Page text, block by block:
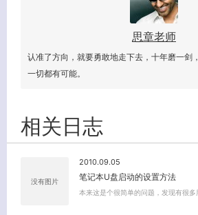
思章老师
认准了方向，就要勇敢地走下去，十年磨一剑
一切都有可能。
相关日志
没有图片
2010.09.05
笔记本U盘启动的设置方法
本来这是个很简单的问题，发现有很多